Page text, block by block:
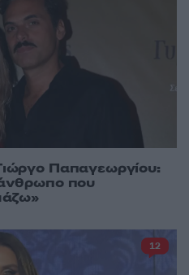
Παπαγεωργίου:
που
12